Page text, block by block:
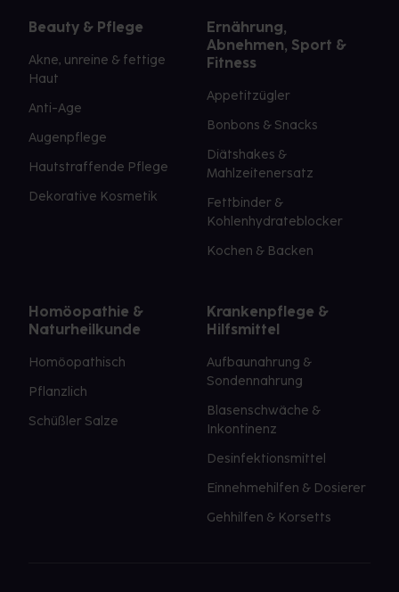
Beauty & Pflege
Akne, unreine & fettige
Haut
Anti-Age
Augenpflege
Hautstraffende Pflege
Dekorative Kosmetik
Ernährung,
Abnehmen, Sport &
Fitness
Appetitzügler
Bonbons & Snacks
Diätshakes &
Mahlzeitenersatz
Fettbinder &
Kohlenhydrateblocker
Kochen & Backen
Homöopathie &
Naturheilkunde
Homöopathisch
Pflanzlich
Schüßler Salze
Krankenpflege &
Hilfsmittel
Aufbaunahrung &
Sondennahrung
Blasenschwäche &
Inkontinenz
Desinfektionsmittel
Einnehmehilfen & Dosierer
Gehhilfen & Korsetts